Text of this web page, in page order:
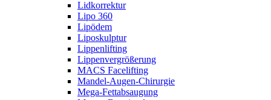
Lidkorrektur
Lipo 360
Lipödem
Liposkulptur
Lippenlifting
Lippenvergrößerung
MACS Facelifting
Mandel-Augen-Chirurgie
Mega-Fettabsaugung